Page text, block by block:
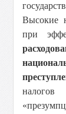
Высокие
при